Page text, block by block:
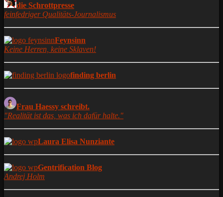
die Schrottpresse
feinfedriger Qualitäts-Journalismus
Feynsinn
Keine Herren, keine Sklaven!
finding berlin
Frau Haessy schreibt.
"Realität ist das, was ich dafür halte."
Laura Elisa Nunziante
Gentrification Blog
Andrej Holm